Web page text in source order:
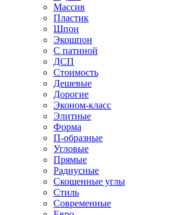
Массив
Пластик
Шпон
Экошпон
С патиной
ДСП
Стоимость
Дешевые
Дорогие
Эконом-класс
Элитные
Форма
П-образные
Угловые
Прямые
Радиусные
Скошенные углы
Стиль
Современные